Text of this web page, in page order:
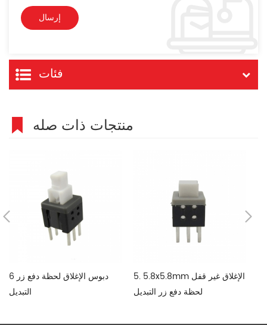
فئات
منتجات ذات صله
6 دبوس الإغلاق لحظة دفع زر
التبديل
5. 5.8x5.8mm الإغلاق غير قفل
لحظة دفع زر التبديل